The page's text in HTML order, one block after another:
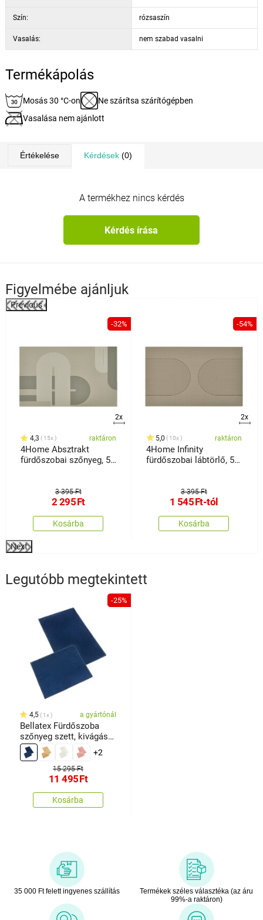
Szín: rózsaszín
Vasalás: nem szabad vasalni
Termékápolás
Mosás 30 °C-on
Ne szárítsa szárítógépben
Vasalása nem ajánlott
Értékelése Kérdések(0)
A termékhez nincs kérdés
Kérdés írása
Figyelmébe ajánljuk
Previous
-32%
2x
4,3 15x raktáron
4Home Absztrakt
fürdőszobai szőnyeg, 50
3 395 Ft
2 295Ft
Kosárba
-54%
2x
5,0 10x raktáron
4Home Infinity
fürdőszobai lábtörlő, 50
3 395 Ft
1 545Ft-tól
Kosárba
Next
Legutóbb megtekintett
-25%
4,5 1x a gyártónál
Bellatex Fürdőszoba
szőnyeg szett, kivágás
nélkül BANYGOLD
sötétkék, 60 x 100, 60 x
+2
15 295 Ft
11 495Ft
Kosárba
35 000 Ft felett ingyenes szállítás
Termékek széles választéka (az áru
99%-a raktáron)